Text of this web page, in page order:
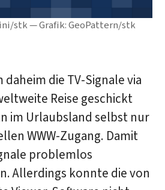
stk — Grafik: GeoPattern/stk
daheim die TV-Signale via
Reise geschickt
im Urlaubsland selbst nur
WWW-Zugang. Damit
problemlos
Allerdings konnte die von